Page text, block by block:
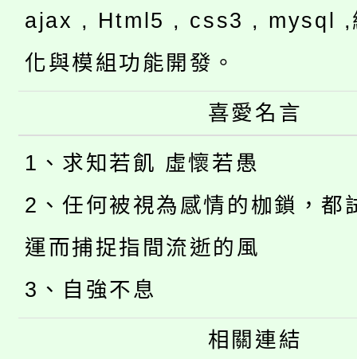
ajax , Html5 , css3 , mysql ,
化與模組功能開發。
喜愛名言
1、求知若飢 虛懷若愚
2、任何被視為感情的枷鎖，都
運而捕捉指間流逝的風
3、自強不息
相關連結